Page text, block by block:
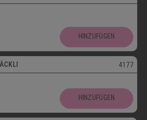
HINZUFÜGEN
4177
HINZUFÜGEN